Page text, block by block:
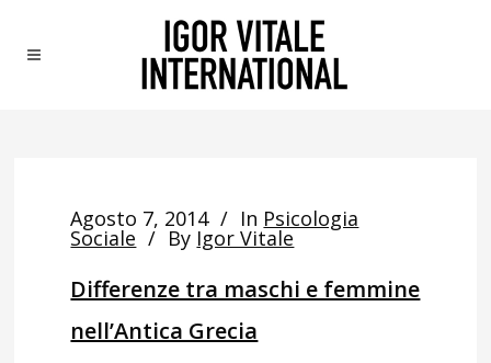
Agosto 7, 2014 In Psicologia
Sociale By Igor Vitale
Differenze tra maschi e femmine
nell’Antica Grecia